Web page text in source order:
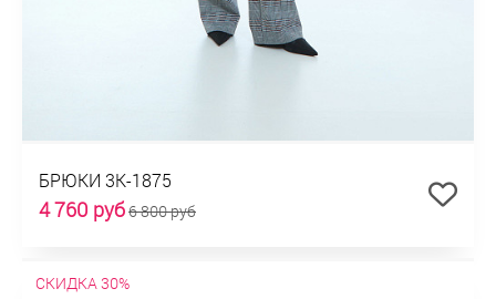
БРЮКИ 3К-1875
4 760 руб6 800 руб
СКИДКА 30%